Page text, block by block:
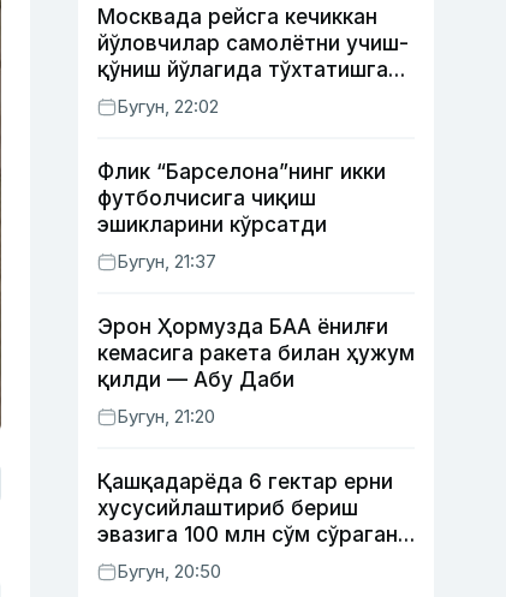
Москвада рейсга кечиккан
йўловчилар самолётни учиш-
қўниш йўлагида тўхтатишга
уринди (видео)
Бугун, 22:02
Флик “Барселона”нинг икки
футболчисига чиқиш
эшикларини кўрсатди
Бугун, 21:37
Эрон Ҳормузда БАА ёнилғи
кемасига ракета билан ҳужум
қилди — Абу Даби
Бугун, 21:20
Қашқадарёда 6 гектар ерни
хусусийлаштириб бериш
эвазига 100 млн сўм сўраган
шахс ушланди
Бугун, 20:50